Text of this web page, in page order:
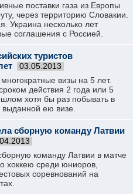
поставки газа из Европы
через территорию Словакии.
Украина несколько лет
соглашения с Россией.
туристов
03.05.2013
визы на 5 лет.
действия 2 года или 5
хотя бы раз побывать в
ею визе.
сборную команду Латвии
команду Латвии в матче
хоккею среди юниоров,
соревнований на